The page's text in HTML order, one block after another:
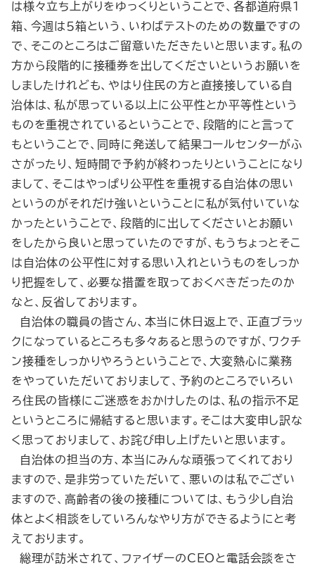
は様々立ち上がりをゆっくりということで、各都道府県１
箱、今週は５箱という、いわばテストのための数量ですの
で、そこのところはご留意いただきたいと思います。私の
方から段階的に接種券を出してくださいというお願いを
しましたけれども、やはり住民の方と直接接している自
治体は、私が思っている以上に公平性とか平等性という
ものを重視されているということで、段階的にと言って
もということで、同時に発送して結果コールセンターがふ
さがったり、短時間で予約が終わったりということになり
まして、そこはやっぱり公平性を重視する自治体の思い
というのがそれだけ強いということに私が気付いていな
かったということで、段階的に出してくださいとお願い
をしたから良いと思っていたのですが、もうちょっとそこ
は自治体の公平性に対する思い入れというものをしっか
り把握をして、必要な措置を取っておくべきだったのか
なと、反省しております。
自治体の職員の皆さん、本当に休日返上で、正直ブラッ
クになっているところも多々あると思うのですが、ワクチ
ン接種をしっかりやろうということで、大変熱心に業務
をやっていただいておりまして、予約のところでいろい
ろ住民の皆様にご迷惑をおかけしたのは、私の指示不足
というところに帰結すると思います。そこは大変申し訳な
く思っておりまして、お詫び申し上げたいと思います。
自治体の担当の方、本当にみんな頑張ってくれており
ますので、是非労っていただいて、悪いのは私でござい
ますので、高齢者の後の接種については、もう少し自治
体とよく相談をしていろんなやり方ができるようにと考
えております。
総理が訪米されて、ファイザーのCEOと電話会談をさ